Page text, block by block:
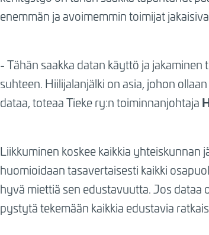
enemmän ja avoimemmin toimijat
- Tähän saakka datan käyttö ja
suhteen. Hiilijalanjälki on asia, johon
dataa, toteaa Tieke ry:n toiminnanjohtaja
Liikkuminen koskee kaikkia yhteiskunnan
huomioidaan tasavertaisesti kaikki
hyvä miettiä sen edustavuutta. Jos dataa
pystytä tekemään kaikkia edustavia